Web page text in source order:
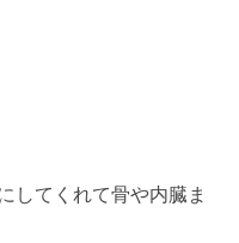
してくれて骨や内臓ま